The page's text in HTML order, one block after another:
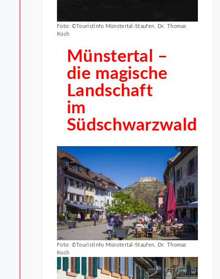
Foto: ©Touristinfo Münstertal-Staufen, Dr. Thomas
Koch
Münstertal –
die magische
Landschaft
im
Südschwarzwald
Foto: ©Touristinfo Münstertal-Staufen, Dr. Thomas
Koch